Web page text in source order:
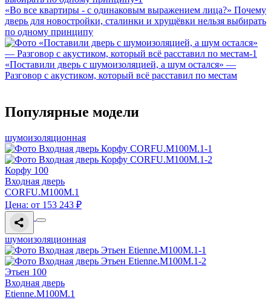
«Во все квартиры - с одинаковым выражением лица?» Почему
дверь для новостройки, сталинки и хрущёвки нельзя выбирать
по одному принципу
«Поставили дверь с шумоизоляцией, а шум остался» —
Разговор с акустиком, который всё расставил по местам
Популярные модели
шумоизоляционная
Корфу 100
Входная дверь
CORFU.M100M.1
Цена: от 153 243 ₽
шумоизоляционная
Этьен 100
Входная дверь
Etienne.M100M.1